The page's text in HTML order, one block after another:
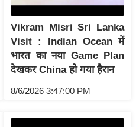
Vikram Misri Sri Lanka
Visit : Indian Ocean में
भारत का नया Game Plan
देखकर China हो गया हैरान
8/6/2026 3:47:00 PM